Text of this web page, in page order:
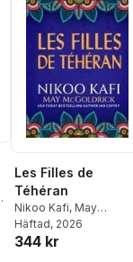
,
Les Filles de
Téhéran
Nikoo Kafi, May
McGoldrick,Jan
Häftad, 2026
344 kr